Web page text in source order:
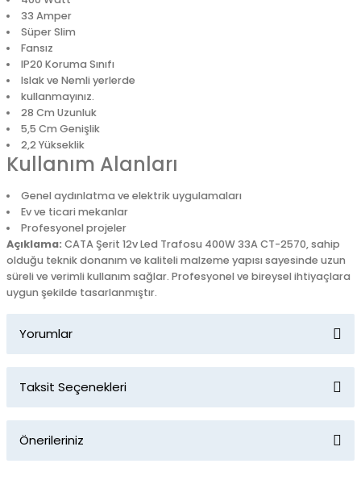
33 Amper
Süper Slim
Fansız
IP20 Koruma Sınıfı
Islak ve Nemli yerlerde
kullanmayınız.
28 Cm Uzunluk
5,5 Cm Genişlik
2,2 Yükseklik
Kullanım Alanları
Genel aydınlatma ve elektrik uygulamaları
Ev ve ticari mekanlar
Profesyonel projeler
Açıklama: CATA Şerit 12v Led Trafosu 400W 33A CT-2570, sahip
olduğu teknik donanım ve kaliteli malzeme yapısı sayesinde uzun
süreli ve verimli kullanım sağlar. Profesyonel ve bireysel ihtiyaçlara
uygun şekilde tasarlanmıştır.
Yorumlar
Taksit Seçenekleri
Önerileriniz